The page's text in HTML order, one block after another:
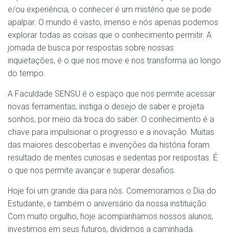
e/ou experiência, o conhecer é um mistério que se pode
apalpar. O mundo é vasto, imenso e nós apenas podemos
explorar todas as coisas que o conhecimento permitir. A
jornada de busca por respostas sobre nossas
inquietações, é o que nos move e nos transforma ao longo
do tempo.
A Faculdade SENSU é o espaço que nos permite acessar
novas ferramentas, instiga o desejo de saber e projeta
sonhos, por meio da troca do saber. O conhecimento é a
chave para impulsionar o progresso e a inovação. Muitas
das maiores descobertas e invenções da história foram
resultado de mentes curiosas e sedentas por respostas. É
o que nos permite avançar e superar desafios.
Hoje foi um grande dia para nós. Comemoramos o Dia do
Estudante, e também o aniversário da nossa instituição.
Com muito orgulho, hoje acompanhamos nossos alunos,
investimos em seus futuros, dividimos a caminhada.